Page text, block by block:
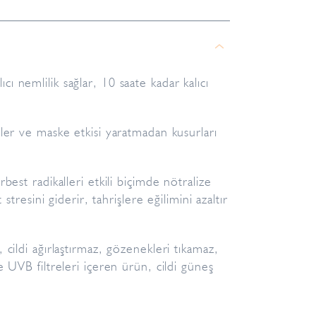
nemlilik sağlar, 10 saate kadar kalıcı
ve maske etkisi yaratmadan kusurları
radikalleri etkili biçimde nötralize
giderir, tahrişlere eğilimini azaltır
ağırlaştırmaz, gözenekleri tıkamaz,
UVB filtreleri içeren ürün, cildi güneş